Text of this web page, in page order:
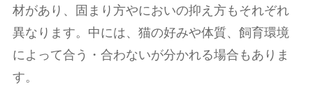
材があり、固まり方やにおいの抑え方もそれぞれ
異なります。中には、猫の好みや体質、飼育環境
によって合う・合わないが分かれる場合もありま
す。